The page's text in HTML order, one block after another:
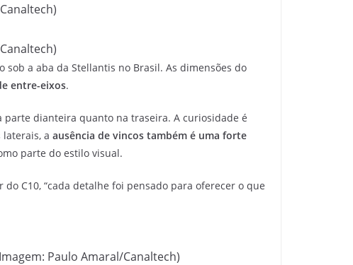
a aba da Stellantis no Brasil. As dimensões do
entre-eixos.
dianteira quanto na traseira. A curiosidade é
a ausência de vincos também é uma forte
parte do estilo visual.
C10, “cada detalhe foi pensado para oferecer o que
Paulo Amaral/Canaltech)